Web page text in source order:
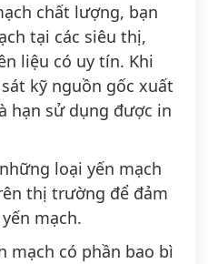
chất lượng, bạn
tại các siêu thị,
liệu có uy tín. Khi
kỹ nguồn gốc xuất
hạn sử dụng được in
loại yến mạch
thị trường để đảm
mạch.
mạch có phần bao bì